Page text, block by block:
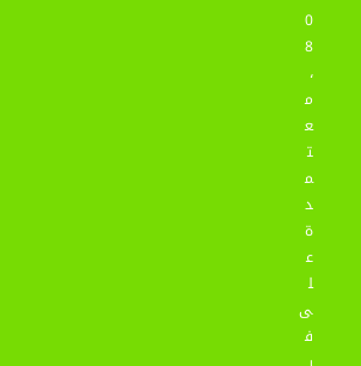
0
8
،
م
ع
ت
م
د
ة
ع
ل
ى
ف